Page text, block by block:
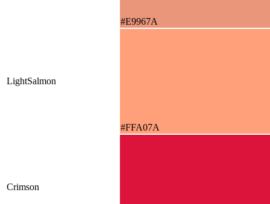
#E9967A
LightSalmon
#FFA07A
Crimson